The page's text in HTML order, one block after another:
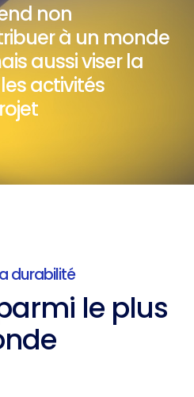
non
à un monde
aussi viser la
activités
durabilité
le plus